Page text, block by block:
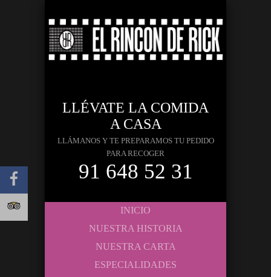
LLÉVATE LA COMIDA
A CASA
LLÁMANOS Y TE PREPARAMOS TU PEDIDO
PARA RECOGER
91 648 52 31
INICIO
NUESTRA HISTORIA
NUESTRA CARTA
ESPECIALIDADES